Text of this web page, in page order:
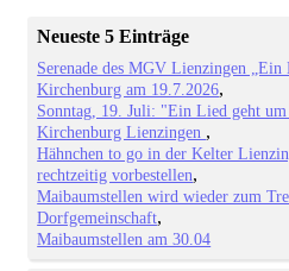
Neueste 5 Einträge
Serenade des MGV Lienzingen
Kirchenburg am 19.7.2026
Sonntag, 19. Juli: "Ein Lied geht
Kirchenburg Lienzingen
Hähnchen to go in der Kelter
rechtzeitig vorbestellen
Maibaumstellen wird wieder zum
Dorfgemeinschaft
Maibaumstellen am 30.04